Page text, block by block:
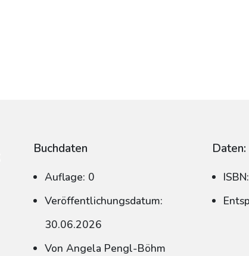
Buchdaten
Auflage: 0
Veröffentlichungsdatum:
30.06.2026
Von Angela Pengl-Böhm